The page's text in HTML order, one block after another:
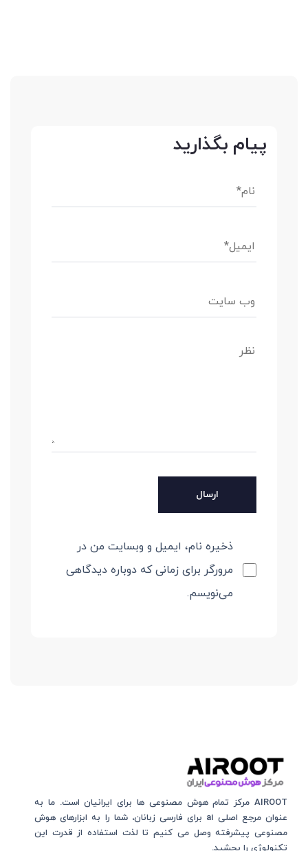
پیام بگذارید
ذخیره نام، ایمیل و وبسایت من در
مرورگر برای زمانی که دوباره دیدگاهی
می‌نویسم.
AIROOT مرکز تمام هوش مصنوعی‌‌‌ ها برای ایرانیان است. ما به
عنوان مرجع اصلی ai برای فارسی زبانان، شما را به ابزارهای هوش
مصنوعی پیشرفته وصل می کنیم تا لذت استفاده از قدرت این
تکنولوژی را بچشید.